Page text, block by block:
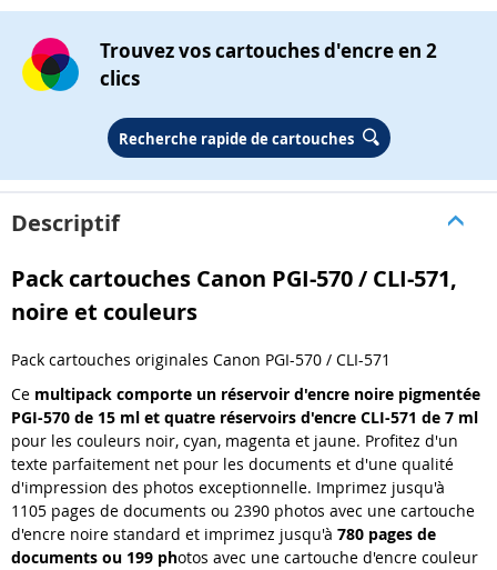
Trouvez vos cartouches d'encre en 2
clics
Recherche rapide de cartouches
Descriptif
Pack cartouches Canon PGI-570 / CLI-571,
noire et couleurs
Pack cartouches originales Canon PGI-570 / CLI-571
Ce multipack comporte un réservoir d'encre noire pigmentée
PGI-570 de 15 ml et quatre réservoirs d'encre CLI-571 de 7 ml
pour les couleurs noir, cyan, magenta et jaune. Profitez d'un
texte parfaitement net pour les documents et d'une qualité
d'impression des photos exceptionnelle. Imprimez jusqu'à
1105 pages de documents ou 2390 photos avec une cartouche
d'encre noire standard et imprimez jusqu'à 780 pages de
documents ou 199 photos avec une cartouche d'encre couleur